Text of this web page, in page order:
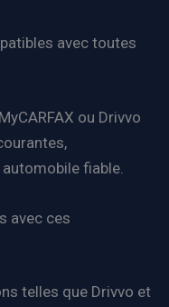
avec toutes
ou Drivvo
fiable.
avec ces
telles que Drivvo et